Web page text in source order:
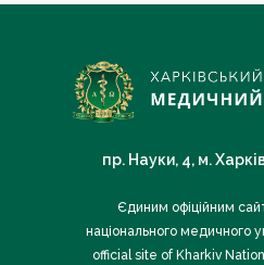
пр. Науки, 4, м.
Єдиним офіційним
національного медичного
official site of Kharkiv